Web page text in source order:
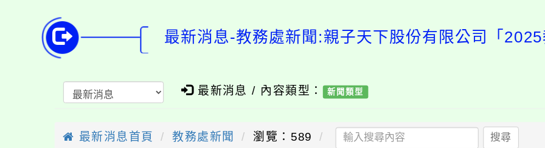
最新消息-教務處新聞:親子天下股份有限公司「2025
最新消息 / 內容類型： 新聞類型
最新消息首頁 教務處新聞 瀏覽：589 搜尋